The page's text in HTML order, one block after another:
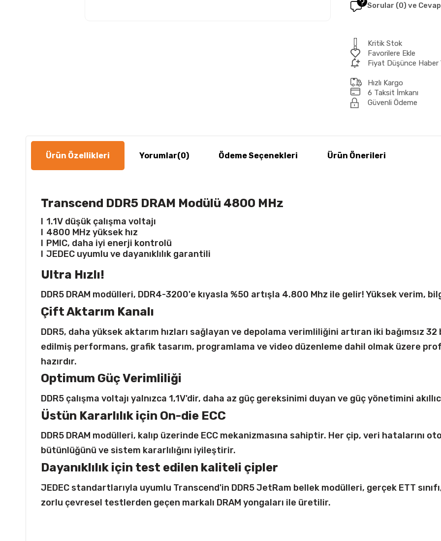
Sorular (0) ve
Kritik Stok
Favorilere Ekle
Fiyat Düşünce Haber
Hızlı Kargo
6 Taksit İmkanı
Güvenli Ödeme
Ürün Özellikleri Yorumlar(0) Ödeme Seçenekleri Ürün Önerileri
Transcend DDR5 DRAM Modülü 4800 MHz
l 1.1V düşük çalışma voltajı
l 4800 MHz yüksek hız
l PMIC, daha iyi enerji kontrolü
l JEDEC uyumlu ve dayanıklılık garantili
Ultra Hızlı!
DDR5 DRAM modülleri, DDR4-3200'e kıyasla %50 artışla 4.800 Mhz ile gelir! Yüksek verim,
Çift Aktarım Kanalı
DDR5, daha yüksek aktarım hızları sağlayan ve depolama verimliliğini artıran iki bağımsız
edilmiş performans, grafik tasarım, programlama ve video düzenleme dahil olmak üzere
hazırdır.
Optimum Güç Verimliliği
DDR5 çalışma voltajı yalnızca 1,1V'dir, daha az güç gereksinimi duyan ve güç yönetimini
Üstün Kararlılık için On-die ECC
DDR5 DRAM modülleri, kalıp üzerinde ECC mekanizmasına sahiptir. Her çip, veri
bütünlüğünü ve sistem kararlılığını iyileştirir.
Dayanıklılık için test edilen kaliteli çipler
JEDEC standartlarıyla uyumlu Transcend'in DDR5 JetRam bellek modülleri, gerçek ETT
zorlu çevresel testlerden geçen markalı DRAM yongaları ile üretilir.